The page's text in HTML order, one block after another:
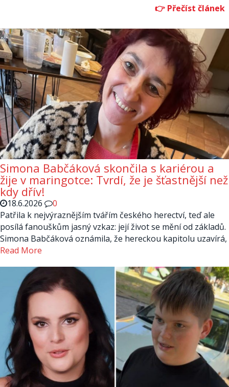
Simona Babčáková skončila s kariérou a
žije v maringotce: Tvrdí, že je šťastnější než
kdy dřív!
18.6.2026
0
Patřila k nejvýraznějším tvářím českého herectví, teď ale
posílá fanouškům jasný vzkaz: její život se mění od základů.
Simona Babčáková oznámila, že hereckou kapitolu uzavírá,
Read More